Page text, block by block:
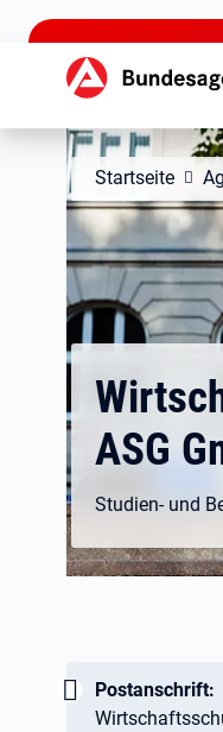
zu den Hauptinhalten
Startseite
ASG
Studien- und
Wichtig:
Postanschrift: